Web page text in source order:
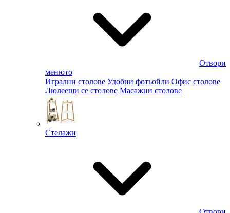
Отвори
менюто
Игрални столове Удобни фотьойли Офис столове
Люлеещи се столове Масажни столове
Стелажи